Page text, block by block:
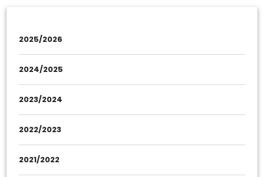
2025/2026
2024/2025
2023/2024
2022/2023
2021/2022